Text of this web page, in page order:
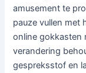
amusement te
pauze vullen met
online gokkasten
verandering
gespreksstof en